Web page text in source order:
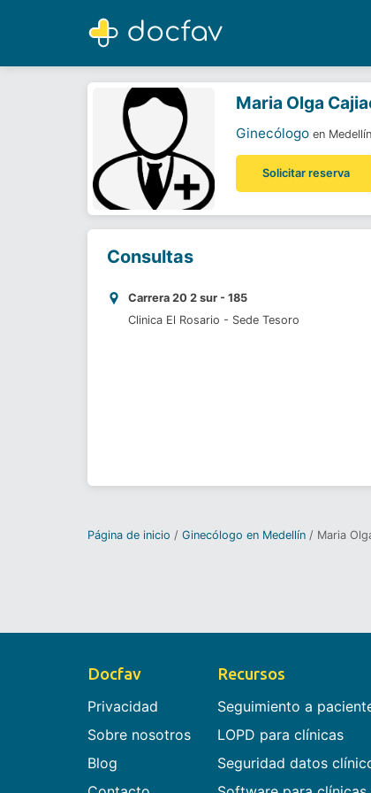
Maria Olga Cajiao Astorquiza
Ginecólogo
Maria Olga
Ginecólogo en Medellín
Solicitar reserva
Consultas
Carrera 20 2 sur - 185
Clinica El Rosario - Sede Tesoro
Página de inicio Ginecólogo en Medellín Maria
Docfav
Privacidad
Sobre nosotros
Blog
Recursos
Seguimiento a
LOPD para clínicas
Seguridad datos